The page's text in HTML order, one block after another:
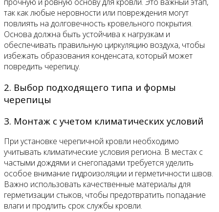
так как любые неровности или повреждения могут
повлиять на долговечность кровельного покрытия.
Основа должна быть устойчива к нагрузкам и
обеспечивать правильную циркуляцию воздуха, чтобы
избежать образования конденсата, который может
повредить черепицу.
2. Выбор подходящего типа и формы
черепицы
3. Монтаж с учетом климатических условий
При установке черепичной кровли необходимо
учитывать климатические условия региона. В местах с
частыми дождями и снегопадами требуется уделить
особое внимание гидроизоляции и герметичности швов.
Важно использовать качественные материалы для
герметизации стыков, чтобы предотвратить попадание
влаги и продлить срок службы кровли.